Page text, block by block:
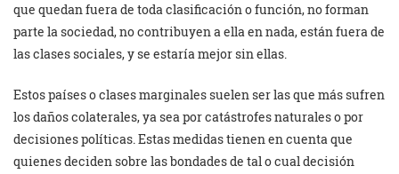
que quedan fuera de toda clasificación o función, no forman
parte la sociedad, no contribuyen a ella en nada, están fuera de
las clases sociales, y se estaría mejor sin ellas.
Estos países o clases marginales suelen ser las que más sufren
los daños colaterales, ya sea por catástrofes naturales o por
decisiones políticas. Estas medidas tienen en cuenta que
quienes deciden sobre las bondades de tal o cual decisión